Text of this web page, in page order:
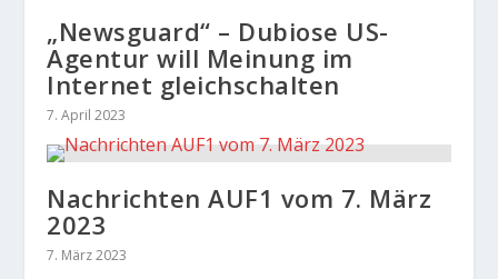
„Newsguard“ – Dubiose US-
Agentur will Meinung im
Internet gleichschalten
7. April 2023
Nachrichten AUF1 vom 7. März
2023
7. März 2023